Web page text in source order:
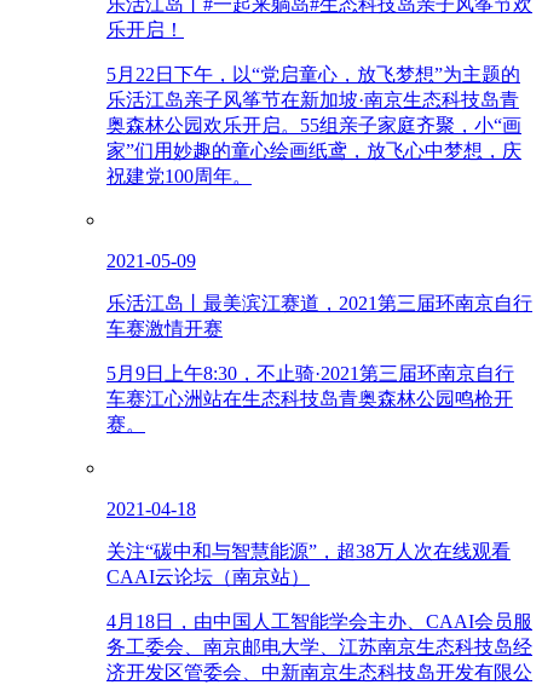
乐开启！
5月22日下午，以“党启童心，放飞梦想”为主题的
乐活江岛亲子风筝节在新加坡·南京生态科技岛青
奥森林公园欢乐开启。55组亲子家庭齐聚，小“画
家”们用妙趣的童心绘画纸鸢，放飞心中梦想，庆
祝建党100周年。
2021-05-09
乐活江岛丨最美滨江赛道，2021第三届环南京自行
车赛激情开赛
5月9日上午8:30，不止骑·2021第三届环南京自行
车赛江心洲站在生态科技岛青奥森林公园鸣枪开
赛。
2021-04-18
关注“碳中和与智慧能源”，超38万人次在线观看
CAAI云论坛（南京站）
4月18日，由中国人工智能学会主办、CAAI会员服
务工委会、南京邮电大学、江苏南京生态科技岛经
济开发区管委会、中新南京生态科技岛开发有限公